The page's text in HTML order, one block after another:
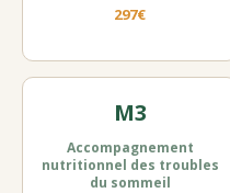
297€
M3
Accompagnement
nutritionnel des troubles
du sommeil